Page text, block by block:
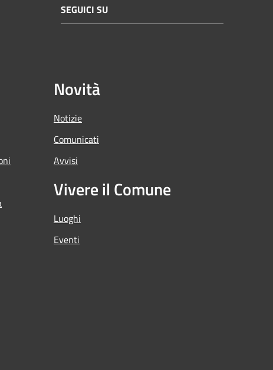
SEGUICI SU
Novità
Notizie
Comunicati
Avvisi
Vivere il Comune
Luoghi
Eventi